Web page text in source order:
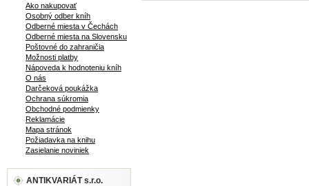
Ako nakupovať
Osobný odber kníh
Odberné miesta v Čechách
Odberné miesta na Slovensku
Poštovné do zahraničia
Možnosti platby
Nápoveda k hodnoteniu kníh
O nás
Darčeková poukážka
Ochrana súkromia
Obchodné podmienky
Reklamácie
Mapa stránok
Požiadavka na knihu
Zasielanie noviniek
ANTIKVARIÁT s.r.o.